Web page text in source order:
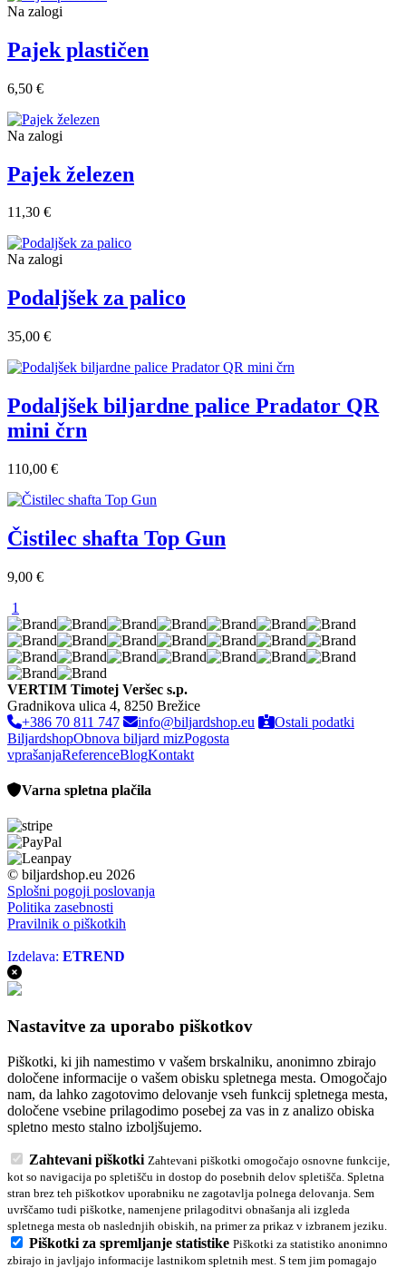
Na zalogi
Pajek plastičen
6,50 €
Na zalogi
Pajek železen
11,30 €
Na zalogi
Podaljšek za palico
35,00 €
Podaljšek biljardne palice Pradator QR
mini črn
110,00 €
Čistilec shafta Top Gun
9,00 €
1
VERTIM Timotej Veršec s.p.
Gradnikova ulica 4, 8250 Brežice
+386 70 811 747
info@biljardshop.eu
Ostali podatki
BiljardshopObnova biljard mizPogosta
vprašanjaReferenceBlogKontakt
Varna spletna plačila
© biljardshop.eu 2026
Splošni pogoji poslovanja
Politika zasebnosti
Pravilnik o piškotkih
Izdelava: ETREND
Nastavitve za uporabo piškotkov
Piškotki, ki jih namestimo v vašem brskalniku, anonimno zbirajo
določene informacije o vašem obisku spletnega mesta. Omogočajo
nam, da lahko zagotovimo delovanje vseh funkcij spletnega mesta,
določene vsebine prilagodimo posebej za vas in z analizo obiska
spletno mesto stalno izboljšujemo.
Zahtevani piškotki Zahtevani piškotki omogočajo osnovne funkcije,
kot so navigacija po spletišču in dostop do posebnih delov spletišča. Spletna
stran brez teh piškotkov uporabniku ne zagotavlja polnega delovanja. Sem
uvrščamo tudi piškotke, namenjene prilagoditvi obnašanja ali izgleda
spletnega mesta ob naslednjih obiskih, na primer za prikaz v izbranem jeziku.
Piškotki za spremljanje statistike Piškotki za statistiko anonimno
zbirajo in javljajo informacije lastnikom spletnih mest. S tem jim pomagajo